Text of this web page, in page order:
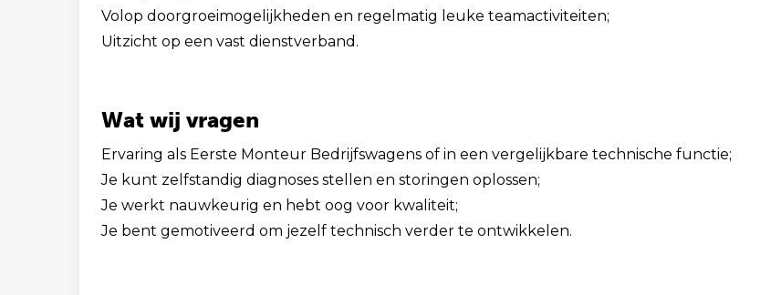
Volop doorgroeimogelijkheden en regelmatig leuke teamactiviteiten;
Uitzicht op een vast dienstverband.
Wat wij vragen
Ervaring als Eerste Monteur Bedrijfswagens of in een vergelijkbare technische functie;
Je kunt zelfstandig diagnoses stellen en storingen oplossen;
Je werkt nauwkeurig en hebt oog voor kwaliteit;
Je bent gemotiveerd om jezelf technisch verder te ontwikkelen.